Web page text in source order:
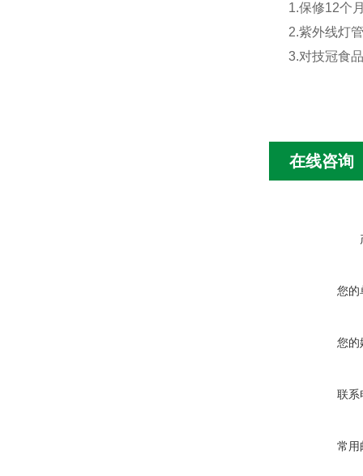
1.保修12个
2.紫外线灯
3.对技冠食
在线咨询
您的
您的
联系
常用